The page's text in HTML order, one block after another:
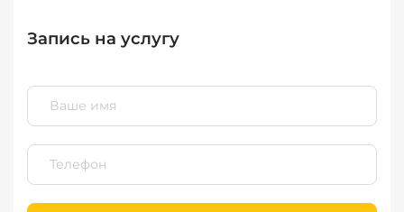
Запись на услугу